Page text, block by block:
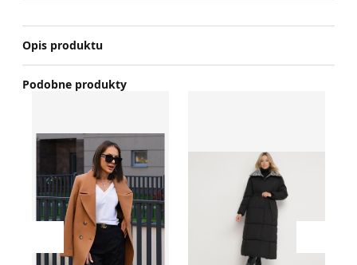
Opis produktu
Podobne produkty
Przesuń w lewo